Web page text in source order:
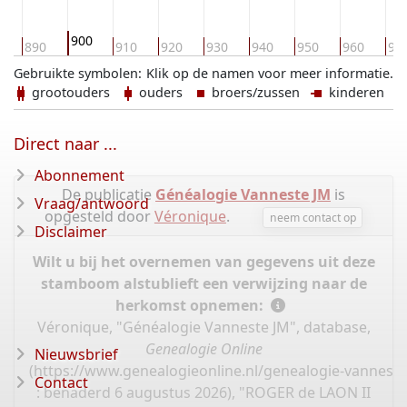
890 900 910 920 930 940 950 960
Klik op de namen voor meer informatie.
Gebruikte symbolen:
grootouders
ouders broers/zussen kinderen
De publicatie Généalogie Vanneste JM is
opgesteld doorVéronique. neem contact op
Wilt u bij het overnemen van gegevens uit deze
stamboom alstublieft een verwijzing naar de
herkomst opnemen:
Véronique, "Généalogie Vanneste JM", database,
Genealogie Online
(https://www.genealogieonline.nl/genealogie-
: benaderd 6 augustus 2026), "ROGER de LAON II
Direct naar ...
Abonnement
Vraag/antwoord
Disclaimer
Nieuwsbrief
Contact